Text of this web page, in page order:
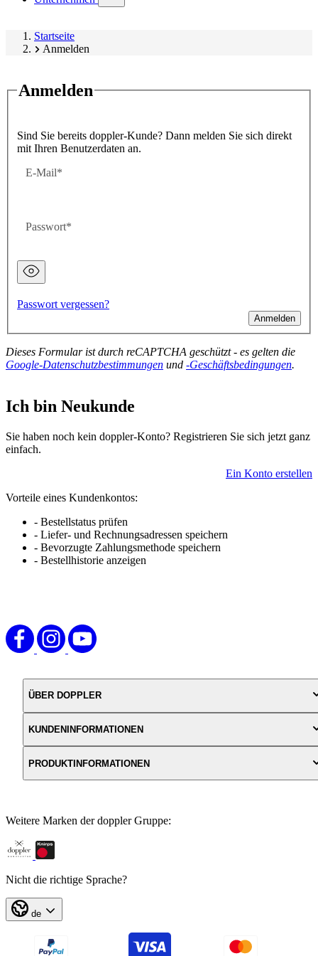
submenu)
Startseite
Anmelden
Anmelden
Sind Sie bereits doppler-Kunde? Dann melden Sie sich direkt
mit Ihren Benutzerdaten an.
E-Mail
Passwort
Passwort
Passwort vergessen?
Anmelden
Dieses Formular ist durch reCAPTCHA geschützt - es gelten die
Google-Datenschutzbestimmungen und -Geschäftsbedingungen.
Ich bin Neukunde
Sie haben noch kein doppler-Konto? Registrieren Sie sich jetzt ganz
einfach.
Ein Konto erstellen
Vorteile eines Kundenkontos:
- Bestellstatus prüfen
- Liefer- und Rechnungsadressen speichern
- Bevorzugte Zahlungsmethode speichern
- Bestellhistorie anzeigen
ÜBER DOPPLER
KUNDENINFORMATIONEN
PRODUKTINFORMATIONEN
Weitere Marken der doppler Gruppe:
Nicht die richtige Sprache?
de